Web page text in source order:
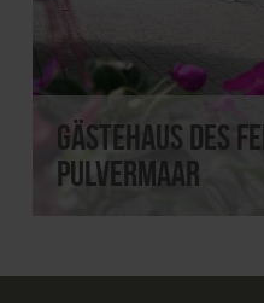
Gästehaus des
Pulvermaar